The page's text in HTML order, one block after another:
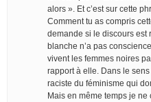
alors ». Et c’est sur cette
Comment tu as compris
demande si le discours est
blanche n’a pas
vivent les femmes noires
rapport à elle. Dans le
raciste du féminisme qui
Mais en même temps je ne